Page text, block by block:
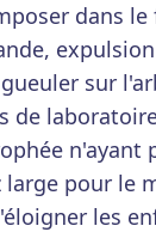
dans
sur
de
n'ayant
large pour le
les